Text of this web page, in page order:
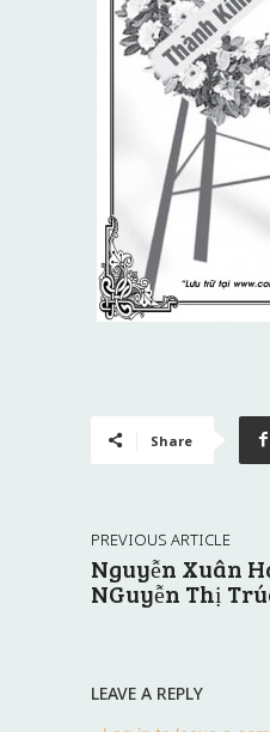
Share
PREVIOUS ARTICLE
Nguyễn Xuân
NGuyễn Thị
LEAVE A REPLY